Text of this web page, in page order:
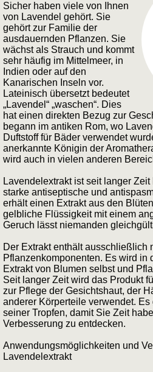
Sicher haben viele von Ihnen
von Lavendel gehört. Sie
gehört zur Familie der
ausdauernden Pflanzen. Sie
wächst als Strauch und kommt
sehr häufig im Mittelmeer, in
Indien oder auf den
Kanarischen Inseln vor.
Lateinisch übersetzt bedeutet
„Lavendel“ „waschen“. Dies
hat einen direkten Bezug zur
begann im antiken Rom, wo
Duftstoff für Bäder verwendet
anerkannte Königin der
wird auch in vielen anderen
Lavendelextrakt ist seit langer
starke antiseptische und
erhält einen Extrakt aus den
gelbliche Flüssigkeit mit einem
Geruch lässt niemanden
Der Extrakt enthält ausschließlich
Pflanzenkomponenten. Es wird in
Extrakt von Blumen selbst und
Seit langer Zeit wird das Produkt
zur Pflege der Gesichtshaut, der
anderer Körperteile verwendet.
seiner Tropfen, damit Sie Zeit
Verbesserung zu entdecken.
Anwendungsmöglichkeiten und
Lavendelextrakt